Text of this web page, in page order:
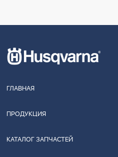
ГЛАВНАЯ
ПРОДУКЦИЯ
КАТАЛОГ ЗАПЧАСТЕЙ